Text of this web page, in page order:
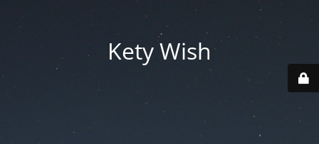
Kety Wish